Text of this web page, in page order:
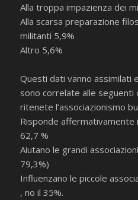
Alla troppa impazienza dei
Alla scarsa preparazione
militanti 5,9%
Altro 5,6%
Questi dati vanno assimilati
sono correlate alle seguenti
ritenete l’associazionismo
Risponde affermativamente
62,7 %
Aiutano le grandi
79,3%)
Influenzano le piccole
, no il 35%.